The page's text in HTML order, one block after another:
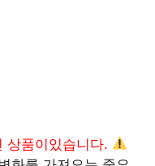
상품이있습니다.